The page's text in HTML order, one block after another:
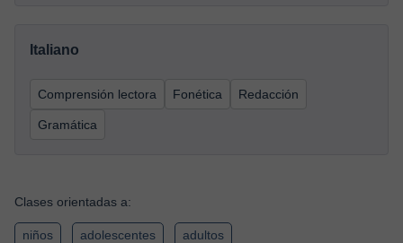
Italiano
Comprensión lectora Fonética Redacción
Gramática
Clases orientadas a:
niños adolescentes adultos